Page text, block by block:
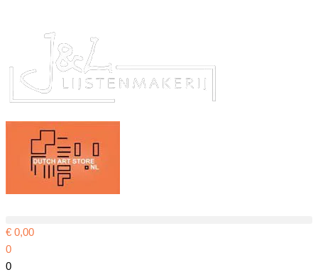
€ 0,00
0
0